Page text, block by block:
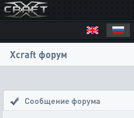
Xcraft форум
Сообщение форума